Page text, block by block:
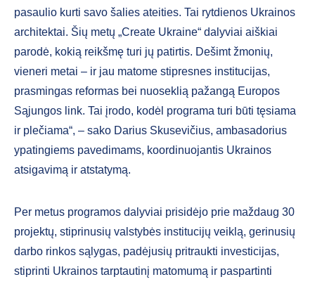
pasaulio kurti savo šalies ateities. Tai rytdienos Ukrainos
architektai. Šių metų „Create Ukraine“ dalyviai aiškiai
parodė, kokią reikšmę turi jų patirtis. Dešimt žmonių,
vieneri metai – ir jau matome stipresnes institucijas,
prasmingas reformas bei nuoseklią pažangą Europos
Sąjungos link. Tai įrodo, kodėl programa turi būti tęsiama
ir plečiama“, – sako Darius Skusevičius, ambasadorius
ypatingiems pavedimams, koordinuojantis Ukrainos
atsigavimą ir atstatymą.
Per metus programos dalyviai prisidėjo prie maždaug 30
projektų, stiprinusių valstybės institucijų veiklą, gerinusių
darbo rinkos sąlygas, padėjusių pritraukti investicijas,
stiprinti Ukrainos tarptautinį matomumą ir paspartinti